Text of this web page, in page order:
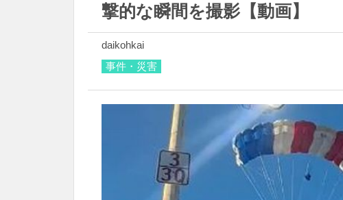
撃的な瞬間を撮影【動画】
daikohkai
事件・災害